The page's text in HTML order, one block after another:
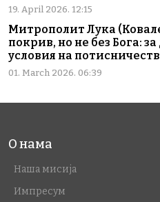
19. April 2026. 12:15
Митрополит Лука
покрив, но не без Бога:
условия на
01. March 2026. 06:39
О нама
Наша мисија
Импресум